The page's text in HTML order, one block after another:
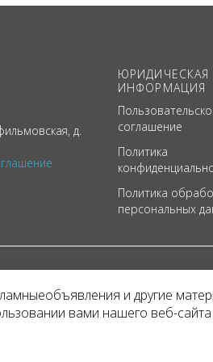
д.
ЮРИДИЧЕСКАЯ
ИНФОРМАЦИЯ
соглашение
Политика
Политика
персональных
и другие
вами нашего веб-